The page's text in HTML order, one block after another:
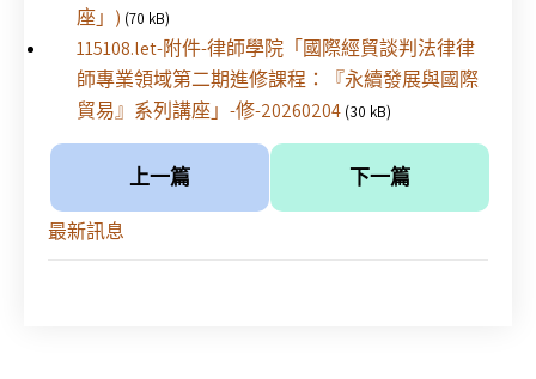
座」) (70 kB)
115108.let-附件-律師學院「國際經貿談判法律律
師專業領域第二期進修課程：『永續發展與國際
貿易』系列講座」-修-20260204 (30 kB)
上一篇 下一篇
最新訊息